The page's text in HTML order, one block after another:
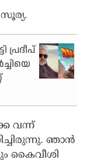
സൂര്യ.
പ്രദീപ്
വന്ന്
ഞാന്‍
കൈവീശി